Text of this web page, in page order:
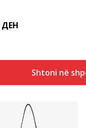
ДЕН
Shtoni në